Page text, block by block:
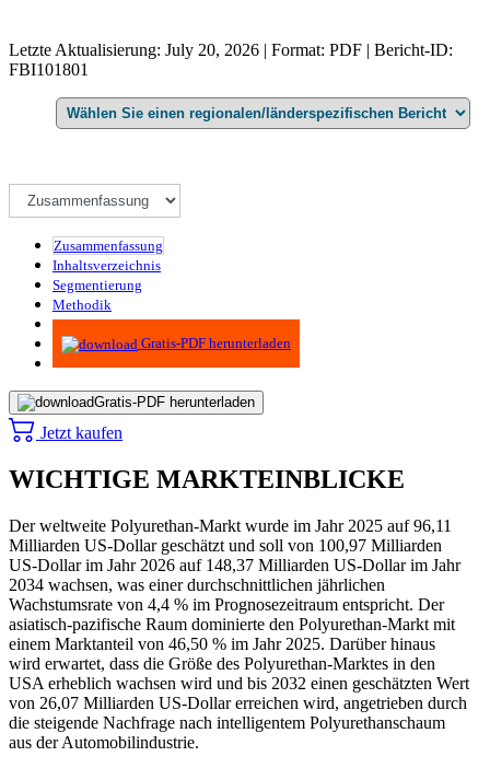
Letzte Aktualisierung: July 20, 2026 | Format: PDF | Bericht-ID:
FBI101801
Zusammenfassung
Inhaltsverzeichnis
Segmentierung
Methodik
Infografiken
Gratis-PDF herunterladen
Gratis-PDF herunterladen
Jetzt kaufen
WICHTIGE MARKTEINBLICKE
Der weltweite Polyurethan-Markt wurde im Jahr 2025 auf 96,11
Milliarden US-Dollar geschätzt und soll von 100,97 Milliarden
US-Dollar im Jahr 2026 auf 148,37 Milliarden US-Dollar im Jahr
2034 wachsen, was einer durchschnittlichen jährlichen
Wachstumsrate von 4,4 % im Prognosezeitraum entspricht. Der
asiatisch-pazifische Raum dominierte den Polyurethan-Markt mit
einem Marktanteil von 46,50 % im Jahr 2025. Darüber hinaus
wird erwartet, dass die Größe des Polyurethan-Marktes in den
USA erheblich wachsen wird und bis 2032 einen geschätzten Wert
von 26,07 Milliarden US-Dollar erreichen wird, angetrieben durch
die steigende Nachfrage nach intelligentem Polyurethanschaum
aus der Automobilindustrie.